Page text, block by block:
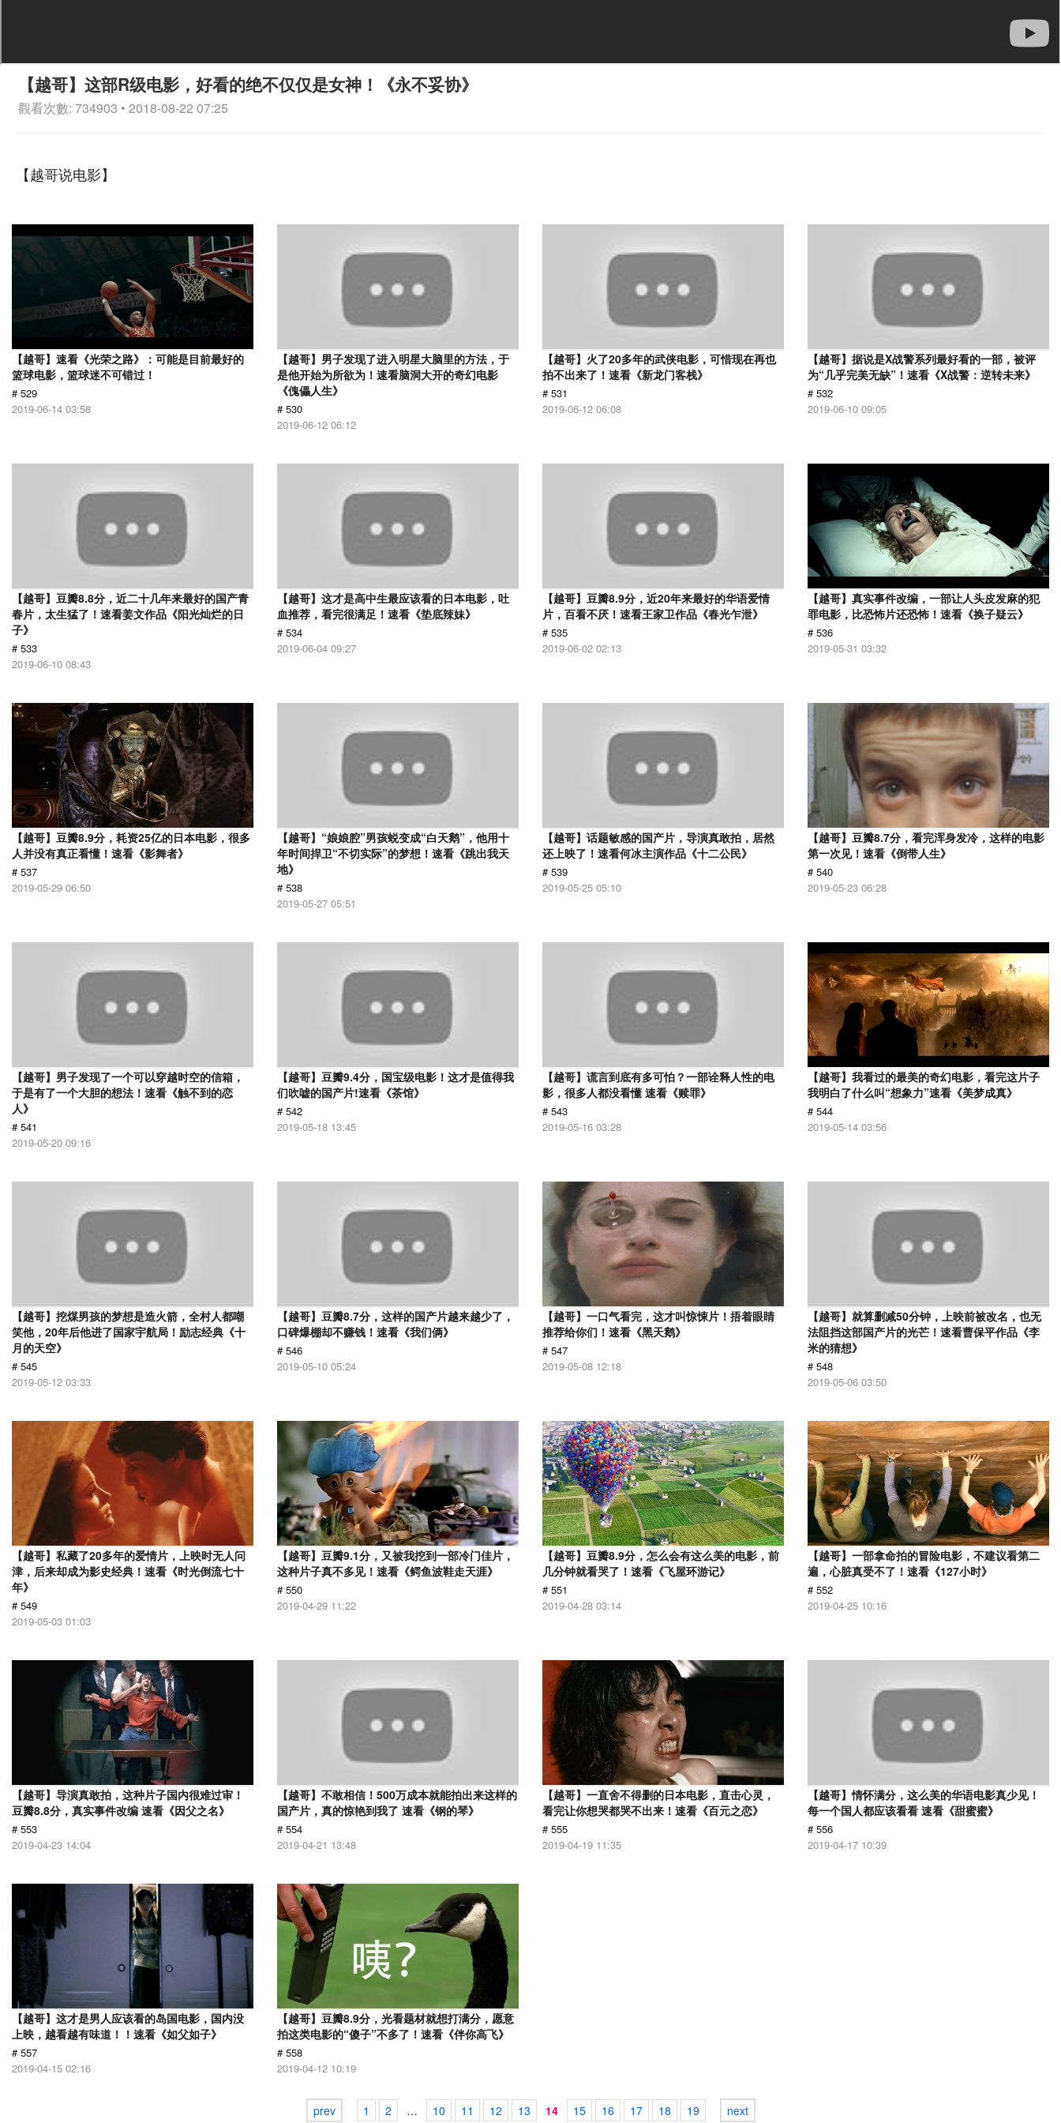
【越哥】这部R级电影，好看的绝不仅仅是女神！《永不妥协》
觀看次數: 734903 • 2018-08-22 07:25
【越哥说电影】
【越哥】速看《光荣之路》：可能是目前最好的
篮球电影，篮球迷不可错过！
# 529
2019-06-14 03:58
【越哥】男子发现了进入明星大脑里的方法，于
是他开始为所欲为！速看脑洞大开的奇幻电影
《傀儡人生》
# 530
2019-06-12 06:12
【越哥】火了20多年的武侠电影，可惜现在再也
拍不出来了！速看《新龙门客栈》
# 531
2019-06-12 06:08
【越哥】据说是X战警系列最好看的一部，被评
为“几乎完美无缺”！速看《X战警：逆转未来》
# 532
2019-06-10 09:05
【越哥】豆瓣8.8分，近二十几年来最好的国产青
春片，太生猛了！速看姜文作品《阳光灿烂的日
子》
# 533
2019-06-10 08:43
【越哥】这才是高中生最应该看的日本电影，吐
血推荐，看完很满足！速看《垫底辣妹》
# 534
2019-06-04 09:27
【越哥】豆瓣8.9分，近20年来最好的华语爱情
片，百看不厌！速看王家卫作品《春光乍泄》
# 535
2019-06-02 02:13
【越哥】真实事件改编，一部让人头皮发麻的犯
罪电影，比恐怖片还恐怖！速看《换子疑云》
# 536
2019-05-31 03:32
【越哥】豆瓣8.9分，耗资25亿的日本电影，很多
人并没有真正看懂！速看《影舞者》
# 537
2019-05-29 06:50
【越哥】“娘娘腔”男孩蜕变成“白天鹅”，他用十
年时间捍卫“不切实际”的梦想！速看《跳出我天
地》
# 538
2019-05-27 05:51
【越哥】话题敏感的国产片，导演真敢拍，居然
还上映了！速看何冰主演作品《十二公民》
# 539
2019-05-25 05:10
【越哥】豆瓣8.7分，看完浑身发冷，这样的电影
第一次见！速看《倒带人生》
# 540
2019-05-23 06:28
【越哥】男子发现了一个可以穿越时空的信箱，
于是有了一个大胆的想法！速看《触不到的恋
人》
# 541
2019-05-20 09:16
【越哥】豆瓣9.4分，国宝级电影！这才是值得我
们吹嘘的国产片!速看《茶馆》
# 542
2019-05-18 13:45
【越哥】谎言到底有多可怕？一部诠释人性的电
影，很多人都没看懂 速看《赎罪》
# 543
2019-05-16 03:28
【越哥】我看过的最美的奇幻电影，看完这片子
我明白了什么叫“想象力”速看《美梦成真》
# 544
2019-05-14 03:56
【越哥】挖煤男孩的梦想是造火箭，全村人都嘲
笑他，20年后他进了国家宇航局！励志经典《十
月的天空》
# 545
2019-05-12 03:33
【越哥】豆瓣8.7分，这样的国产片越来越少了，
口碑爆棚却不赚钱！速看《我们俩》
# 546
2019-05-10 05:24
【越哥】一口气看完，这才叫惊悚片！捂着眼睛
推荐给你们！速看《黑天鹅》
# 547
2019-05-08 12:18
【越哥】就算删减50分钟，上映前被改名，也无
法阻挡这部国产片的光芒！速看曹保平作品《李
米的猜想》
# 548
2019-05-06 03:50
【越哥】私藏了20多年的爱情片，上映时无人问
津，后来却成为影史经典！速看《时光倒流七十
年》
# 549
2019-05-03 01:03
【越哥】豆瓣9.1分，又被我挖到一部冷门佳片，
这种片子真不多见！速看《鳄鱼波鞋走天涯》
# 550
2019-04-29 11:22
【越哥】豆瓣8.9分，怎么会有这么美的电影，前
几分钟就看哭了！速看《飞屋环游记》
# 551
2019-04-28 03:14
【越哥】一部拿命拍的冒险电影，不建议看第二
遍，心脏真受不了！速看《127小时》
# 552
2019-04-25 10:16
【越哥】导演真敢拍，这种片子国内很难过审！
豆瓣8.8分，真实事件改编 速看《因父之名》
# 553
2019-04-23 14:04
【越哥】不敢相信！500万成本就能拍出来这样的
国产片，真的惊艳到我了 速看《钢的琴》
# 554
2019-04-21 13:48
【越哥】一直舍不得删的日本电影，直击心灵，
看完让你想哭都哭不出来！速看《百元之恋》
# 555
2019-04-19 11:35
【越哥】情怀满分，这么美的华语电影真少见！
每一个国人都应该看看 速看《甜蜜蜜》
# 556
2019-04-17 10:39
【越哥】这才是男人应该看的岛国电影，国内没
上映，越看越有味道！！速看《如父如子》
# 557
2019-04-15 02:16
【越哥】豆瓣8.9分，光看题材就想打满分，愿意
拍这类电影的“傻子”不多了！速看《伴你高飞》
# 558
2019-04-12 10:19
prev 1 2 … 10 11 12 13 14 15 16 17 18 19 next